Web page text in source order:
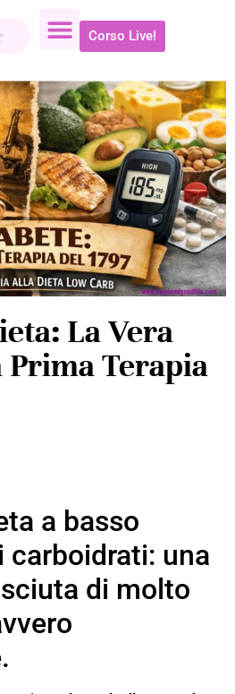
Corso Live!
La Vera
Terapia
a basso
una
di molto